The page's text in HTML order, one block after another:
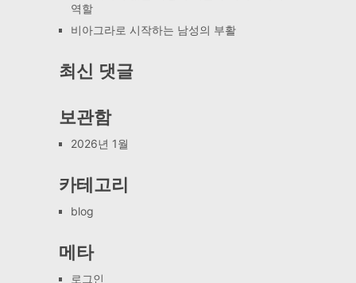
역할
비아그라로 시작하는 남성의 부활
최신 댓글
보관함
2026년 1월
카테고리
blog
메타
로그인